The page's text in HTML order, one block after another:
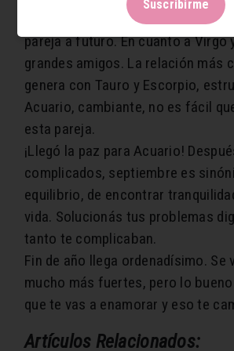
Capricornio y Piscis surge buen
pareja a futuro. En cuanto a Virgo
grandes amigos. La relación más
genera con Tauro y Escorpio,
Acuario, cambiante, no es fácil
esta pareja.
¡Llegó la paz para Acuario!
complicados, septiembre es
equilibrio, de encontrar
vida. Solucionás tus problemas
tanto te complicaban.
Fin de año llega ordenadísimo. Se
mucho más fuertes, pero lo
que te vas a enamorar y eso te
Artículos Relacionados:
Suscribirme